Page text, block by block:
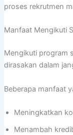
proses rekrutmen
Manfaat Mengikuti
Mengikuti program
dirasakan dalam
Beberapa manfaat
Meningkatkan
Menambah